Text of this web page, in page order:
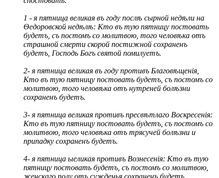
1 - я пятница великая въ году послѣ сырной недѣли на
Ѳедоровской недѣлѣ: Кто въ тую пятницу постовать
будетъ, съ постомъ со молитвою, того человѣка отъ
страшной смерти скорой постижной сохраненъ
будетъ, Господь Богъ святой помилуетъ.
2- я пятница великая въ году противъ Благовѣщенія,
Кто въ тую пятницу постовать будетъ, съ постомъ со
молитвою, того человѣка отъ нутреней болѣзни
сохраненъ будетъ.
3- я пятница великая противъ пресвѣтлаго Воскресенія:
Кто въ тую пятницу постовать будетъ, съ постомъ со
молитвою, того человѣка отъ трясучей болѣзни и
припадку сохраненъ будетъ.
4- я пятница ыеликая противъ Вознесенія: Кто въ тую
пятницу постовать будетъ, съ постомъ со молитвою,